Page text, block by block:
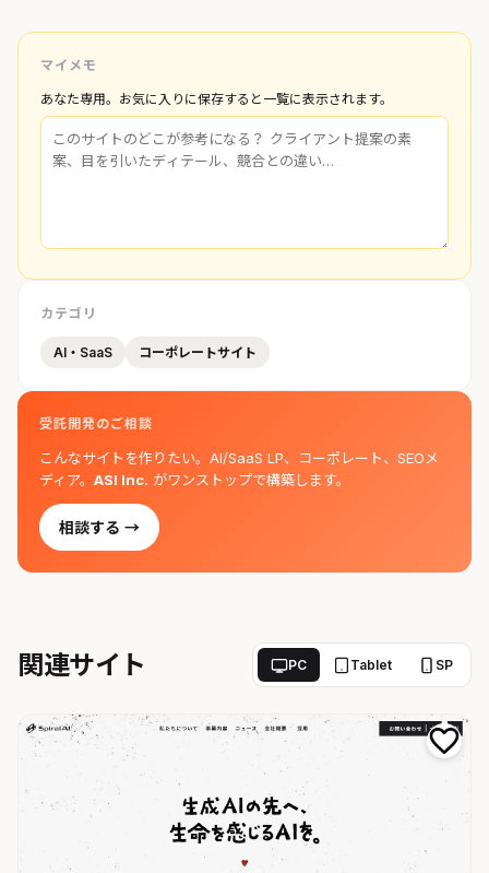
マイメモ
あなた専用。お気に入りに保存すると一覧に表示されます。
カテゴリ
AI・SaaS コーポレートサイト
受託開発のご相談
こんなサイトを作りたい。AI/SaaS LP、コーポレート、SEOメ
ディア。 ASI Inc. がワンストップで構築します。
相談する →
関連サイト PC Tablet SP